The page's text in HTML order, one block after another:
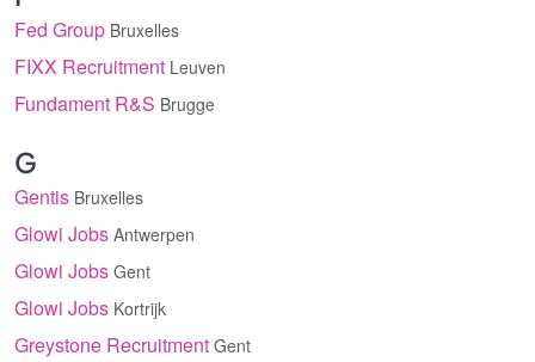
Fed Group Bruxelles
FIXX Recruitment Leuven
Fundament R&S Brugge
G
Gentis Bruxelles
Glowi Jobs Antwerpen
Glowi Jobs Gent
Glowi Jobs Kortrijk
Greystone Recruitment Gent